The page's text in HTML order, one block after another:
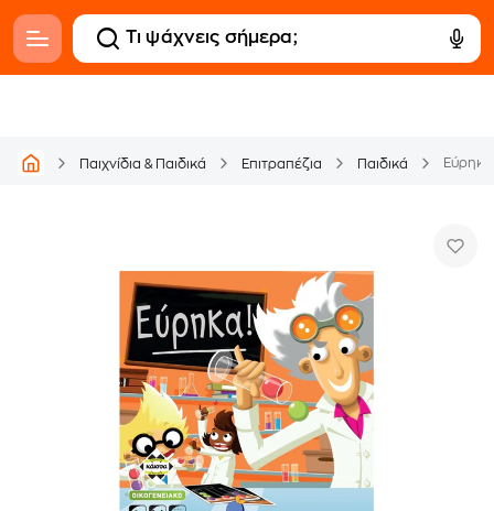
Παιχνίδια & Παιδικά Επιτραπέζια Παιδικά